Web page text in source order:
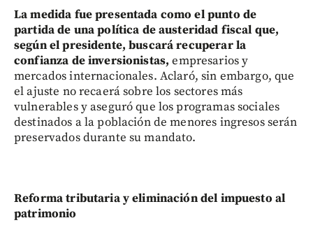
La medida fue presentada como el punto de
partida de una política de austeridad fiscal que,
según el presidente, buscará recuperar la
confianza de inversionistas,empresarios y
mercados internacionales. Aclaró, sin embargo, que
el ajuste no recaerá sobre los sectores más
vulnerables y aseguró que los programas sociales
destinados a la población de menores ingresos serán
preservados durante su mandato.
Reforma tributaria y eliminación del impuesto al
patrimonio